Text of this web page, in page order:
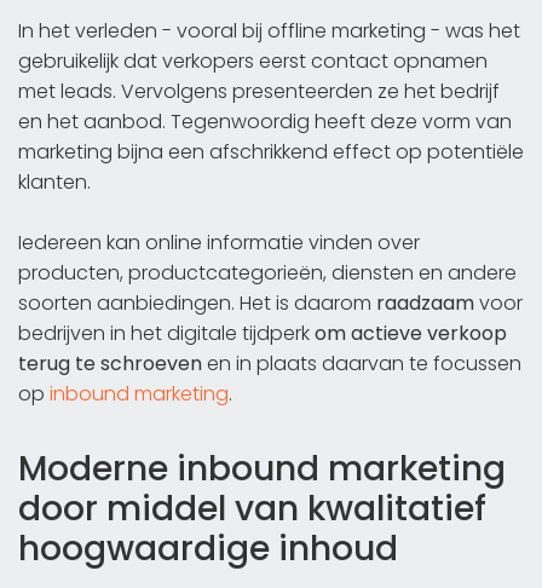
In het verleden - vooral bij offline marketing - was het
gebruikelijk dat verkopers eerst contact opnamen
met leads. Vervolgens presenteerden ze het bedrijf
en het aanbod. Tegenwoordig heeft deze vorm van
marketing bijna een afschrikkend effect op potentiële
klanten.
Iedereen kan online informatie vinden over
producten, productcategorieën, diensten en andere
soorten aanbiedingen. Het is daarom raadzaamvoor
bedrijven in het digitale tijdperkomactieve verkoop
terug te schroevenen in plaats daarvan te focussen
op inbound marketing.
Moderne inbound marketing
door middel van kwalitatief
hoogwaardige inhoud